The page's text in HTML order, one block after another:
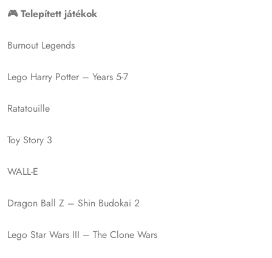
🎮 Telepített játékok
Burnout Legends
Lego Harry Potter – Years 5-7
Ratatouille
Toy Story 3
WALL-E
Dragon Ball Z – Shin Budokai 2
Lego Star Wars III – The Clone Wars